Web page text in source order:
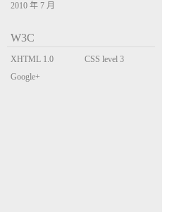
2010 年 7 月
W3C
XHTML 1.0
Transitional
CSS level 3
Google+